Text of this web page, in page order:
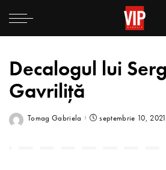
Decalogul lui
Gavriliță
Tomag Gabriela septembrie 10, 2021